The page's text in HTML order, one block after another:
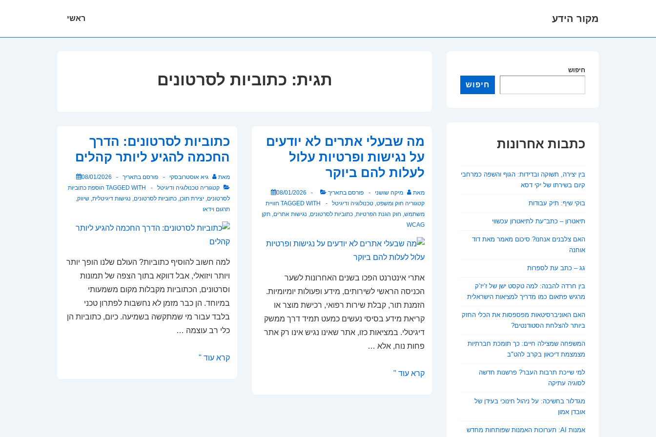
מקור הידע ראשי
תגית: כתוביות לסרטונים
מה שבעלי אתרים לא יודעים
על נגישות ופרטיות עלול
לעלות להם ביוקר
מאת מיקה שושני פורסם בתאריך
08/01/2026
קטגוריה חוק ומשפט, טכנולוגיה ודיגיטל TAGGED WITH חוויית
משתמש, חוק הגנת הפרטיות, כתוביות לסרטונים, נגישות אתרים, תקן
WCAG
אתרי אינטרנט הפכו בשנים האחרונות לשער
הכניסה הראשי לשירותים, מידע ופעולות יומיומיות.
הזמנת תור, קבלת שירות רפואי, רכישת מוצר או
קריאת מידע בסיסי נעשים כמעט תמיד דרך ממשק
דיגיטלי. במציאות כזו, אתר שאינו נגיש אינו רק אתר
פחות נוח, אלא …
מה
קרא עוד "
כתוביות לסרטונים: הדרך
החכמה להגיע ליותר קהלים
מאת גיא אוסטרובסקי פורסם בתאריך
08/01/2026
קטגוריה טכנולוגיה ודיגיטל TAGGED WITH הוספת כתוביות
לסרטונים, יצירת תוכן, כתוביות לסרטונים, נגישות דיגיטלית, שיווק,
תרגום וידאו
למה חשוב להוסיף כתוביות? העולם שלנו הופך יותר
ויותר ויזואלי, אבל דווקא בתוך הצפה של תמונות
וסרטונים, הכתוביות מקבלות מקום משמעותי
במיוחד. הן כבר מזמן לא נחשבות לפתרון טכני
בלבד עבור מי שמתקשה בשמיעה. כיום, כתוביות הן
כלי רב עוצמה …
כתוביות
קרא עוד "
חיפוש
חיפוש
כתבות אחרונות
בין יצירה, תשוקה ובדידות: הגוף והשפה כמרחבי
קיום בשירתו של יקי דסא
בוקי שיף: תיק עבודות
תיאטרון – כתב־עת לתיאטרון עכשווי
האם צלבנים אנחנו? סיכום מאמר מאת דוד
אוחנה
גג – כתב עת לספרות
בין חרדה להבנה: למה טקסט ישן של ז’יז’ק
מרגיש פתאום כמו מדריך למציאות הישראלית
האם האוניברסיטאות מפספסות את הכלי החזק
ביותר להצלחת הסטודנטים?
המשפחה שמצילה חיים: כך תומכת חברתיות
מצמצמת דיכאון בקרב להט"ב
למי שייכת תרבות העבר? פרשנות חדשה
לסוגיה עתיקה
מגדלור בחשיכה: על ניהול חינוכי בעידן של
אובדן אמון
אמנות AI: תערוכות האמנות שפותחות מחדש